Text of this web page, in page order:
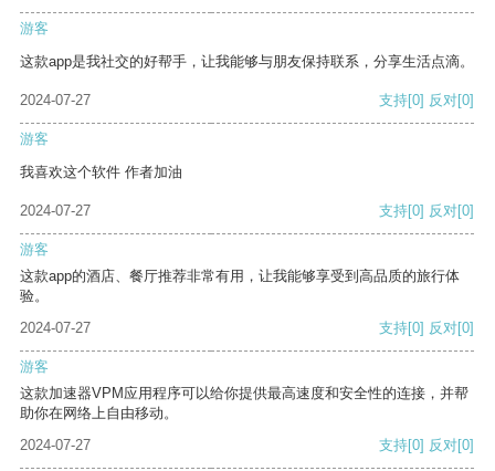
游客
这款app是我社交的好帮手，让我能够与朋友保持联系，分享生活点滴。
2024-07-27 支持[0] 反对[0]
游客
我喜欢这个软件 作者加油
2024-07-27 支持[0] 反对[0]
游客
这款app的酒店、餐厅推荐非常有用，让我能够享受到高品质的旅行体
验。
2024-07-27
支持[0] 反对[0]
游客
这款加速器VPM应用程序可以给你提供最高速度和安全性的连接，并帮
助你在网络上自由移动。
2024-07-27
支持[0] 反对[0]